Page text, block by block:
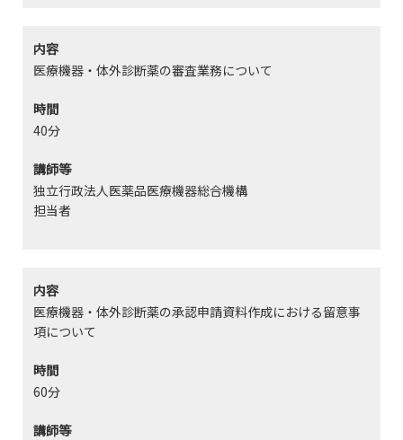
内容
医療機器・体外診断薬の審査業務について
時間
40分
講師等
独立行政法人医薬品医療機器総合機構
担当者
内容
医療機器・体外診断薬の承認申請資料作成における留意事
項について
時間
60分
講師等